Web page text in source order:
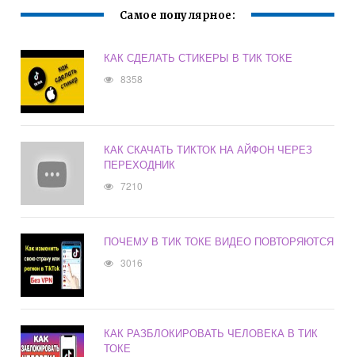
Самое популярное:
КАК СДЕЛАТЬ СТИКЕРЫ В ТИК ТОКЕ
8358
КАК СКАЧАТЬ ТИКТОК НА АЙФОН ЧЕРЕЗ
ПЕРЕХОДНИК
7210
ПОЧЕМУ В ТИК ТОКЕ ВИДЕО ПОВТОРЯЮТСЯ
3016
КАК РАЗБЛОКИРОВАТЬ ЧЕЛОВЕКА В ТИК
ТОКЕ